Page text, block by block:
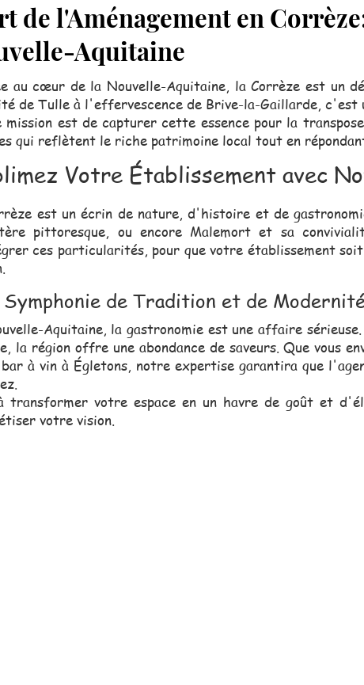
de l'Aménagement en
Aquitaine
au cœur de la Nouvelle-Aquitaine, la Corrèze est un
de Tulle à l'effervescence de Brive-la-Gaillarde, c'est
est de capturer cette essence pour la
qui reflètent le riche patrimoine local tout en
Votre Établissement avec
est un écrin de nature, d'histoire et de
pittoresque, ou encore Malemort et sa
ces particularités, pour que votre établissement
Symphonie de Tradition et de
Aquitaine, la gastronomie est une affaire
la région offre une abondance de saveurs. Que vous
à vin à Égletons, notre expertise garantira que
transformer votre espace en un havre de goût et
votre vision.